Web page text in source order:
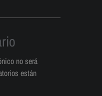
no será
están